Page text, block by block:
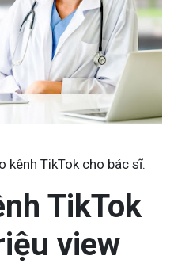
kênh TikTok cho bác sĩ.
TikTok
view